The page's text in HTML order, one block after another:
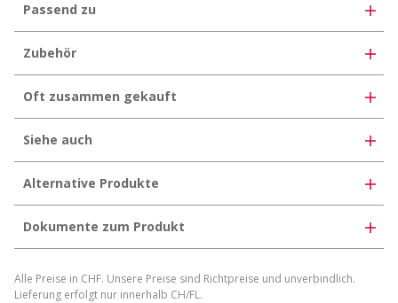
Passend zu
Zubehör
Oft zusammen gekauft
Siehe auch
Alternative Produkte
Dokumente zum Produkt
Produktdatenblatt herunterladen
Alle Preise in CHF. Unsere Preise sind Richtpreise und unverbindlich.
Lieferung erfolgt nur innerhalb CH/FL.